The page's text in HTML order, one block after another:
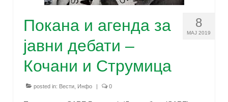
Публикации
ЧПП
Контакт
8
МАЈ 2019
Покана и агенда за
јавни дебати –
Кочани и Струмица
posted in: Вести Инфо | 0